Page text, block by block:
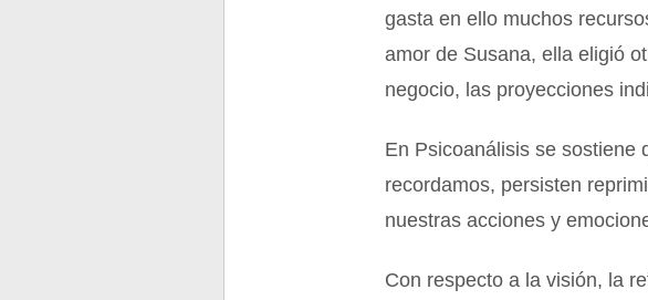
gasta en ello muchos
amor de Susana, ella eligió
negocio, las proyecciones
En Psicoanálisis se sostiene
recordamos, persisten
nuestras acciones y
Con respecto a la visión, la